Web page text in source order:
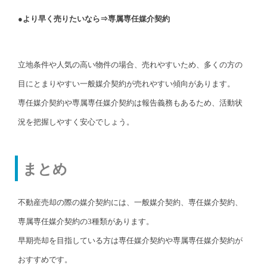
●より早く売りたいなら⇒専属専任媒介契約
立地条件や人気の高い物件の場合、売れやすいため、多くの方の
目にとまりやすい一般媒介契約が売れやすい傾向があります。
専任媒介契約や専属専任媒介契約は報告義務もあるため、活動状
況を把握しやすく安心でしょう。
まとめ
不動産売却の際の媒介契約には、一般媒介契約、専任媒介契約、
専属専任媒介契約の3種類があります。
早期売却を目指している方は専任媒介契約や専属専任媒介契約が
おすすめです。